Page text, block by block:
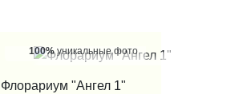
100%уникальные фото
Флорариум "Ангел 1"